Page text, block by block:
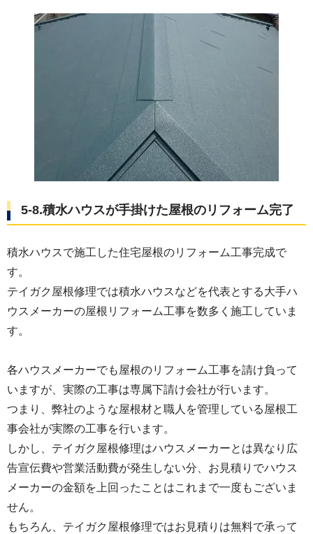
5-8.積水ハウスが手掛けた屋根のリフォーム完了
積水ハウスで施工した住宅屋根のリフォーム工事完成で
す。
テイガク屋根修理では積水ハウスなどを代表とする大手ハ
ウスメーカーの屋根リフォーム工事を数多く施工していま
す。
各ハウスメーカーでも屋根のリフォーム工事を請け負って
いますが、実際の工事は専属下請け会社が行います。
つまり、弊社のような屋根材と職人を管理している屋根工
事会社が実際の工事を行います。
しかし、テイガク屋根修理はハウスメーカーとは異なり広
告宣伝費や営業活動費が発生しない分、お見積りでハウス
メーカーの金額を上回ったことはこれまで一度もございま
せん。
もちろん、テイガク屋根修理ではお見積りは無料で承って